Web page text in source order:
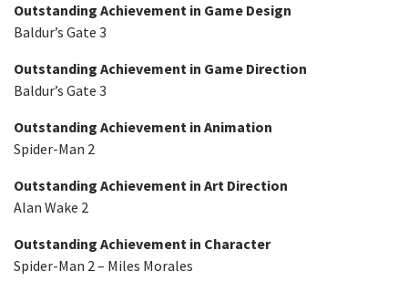
Outstanding Achievement in Game Design
Baldur’s Gate 3
Outstanding Achievement in Game Direction
Baldur’s Gate 3
Outstanding Achievement in Animation
Spider-Man 2
Outstanding Achievement in Art Direction
Alan Wake 2
Outstanding Achievement in Character
Spider-Man 2 – Miles Morales